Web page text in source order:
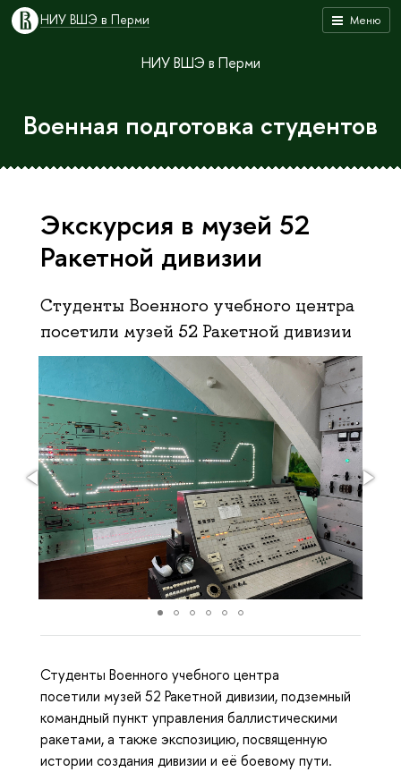
Меню
НИУ ВШЭ в Перми
НИУ ВШЭ в Перми
Военная подготовка студентов
Экскурсия в музей 52
Ракетной дивизии
Студенты Военного учебного центра
посетили музей 52 Ракетной дивизии
Студенты Военного учебного центра
посетили музей 52 Ракетной дивизии, подземный
командный пункт управления баллистическими
ракетами, а также экспозицию, посвященную
истории создания дивизии и её боевому пути.